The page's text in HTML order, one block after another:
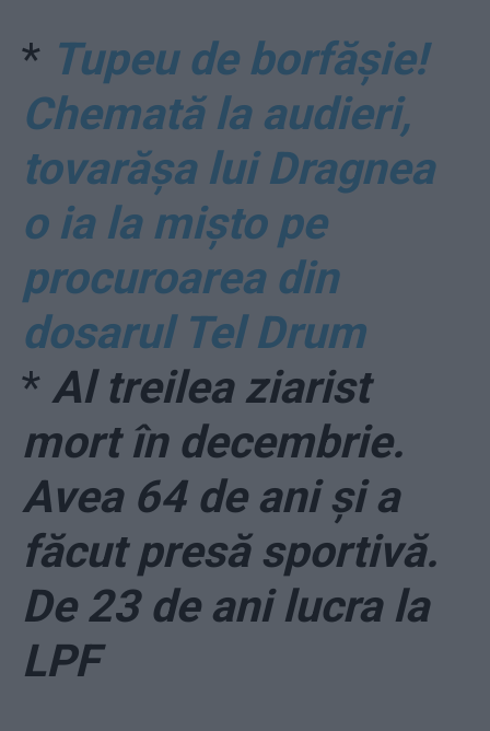
* Tupeu de borfășie!
Chemată la audieri,
tovarășa lui Dragnea
o ia la mișto pe
procuroarea din
dosarul Tel Drum
* Al treilea ziarist
mort în decembrie.
Avea 64 de ani și a
făcut presă sportivă.
De 23 de ani lucra la
LPF